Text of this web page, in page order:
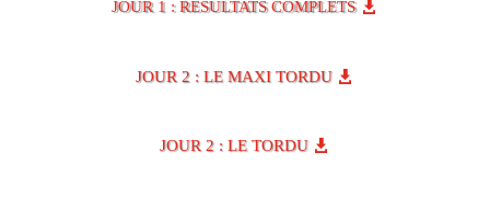
JOUR 1 : RESULTATS COMPLETS
JOUR 2 : LE MAXI TORDU
JOUR 2 : LE TORDU